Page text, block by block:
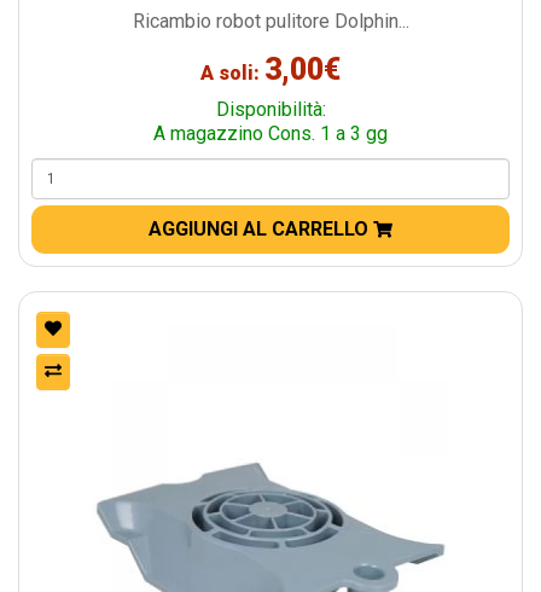
Ricambio robot pulitore Dolphin...
A soli: 3,00€
Disponibilità:
A magazzino Cons. 1 a 3 gg
AGGIUNGI AL CARRELLO